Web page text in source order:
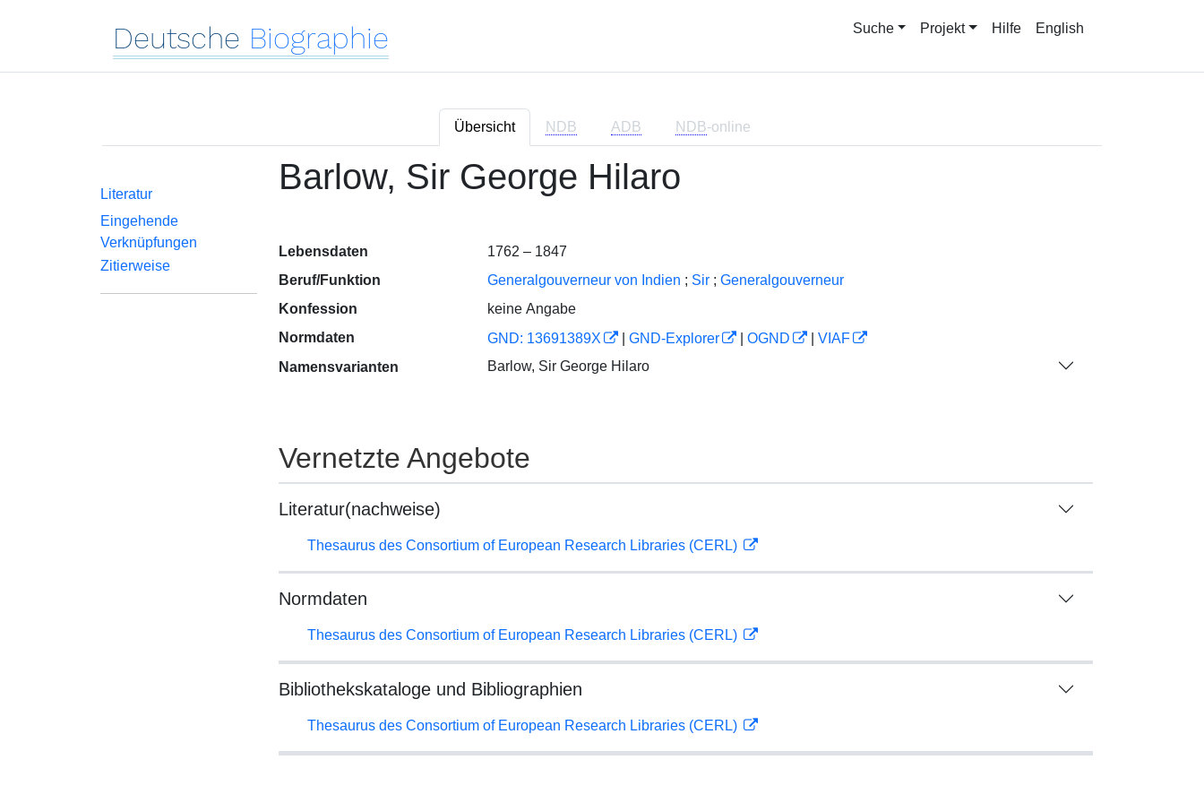
Deutsche Biographie Suche Projekt Hilfe English
Übersicht NDB ADB NDB-online
Literatur
Eingehende
Verknüpfungen
Zitierweise
Barlow, Sir George Hilaro
Lebensdaten
1762 – 1847
Beruf/Funktion
Generalgouverneur von Indien ; Sir ; Generalgouverneur
Konfession
keine Angabe
Normdaten
GND: 13691389X GND-Explorer OGND
VIAF
Namensvarianten
Barlow, Sir George Hilaro
Vernetzte Angebote
Literatur(nachweise)
Thesaurus des Consortium of European Research Libraries (CERL)
Normdaten
Thesaurus des Consortium of European Research Libraries (CERL)
Bibliothekskataloge und Bibliographien
Thesaurus des Consortium of European Research Libraries (CERL)